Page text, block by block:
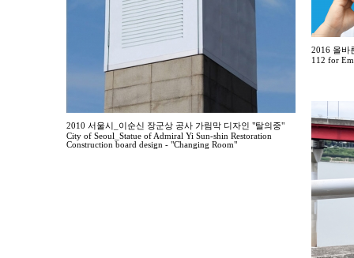
2010 서울시_이순신 장군상 공사 가림막 디자인 "탈의중"
City of Seoul_Statue of Admiral Yi Sun-shin Restoration
Construction board design - "Changing Room"
2016 올바
112 for